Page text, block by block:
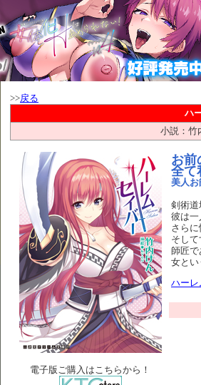
>>戻る
ハ
小説：
電子版ご購入はこちらから！
お前
全て
美人お
剣術道
彼は一
さら
そし
師匠で
女とい
ハーレ